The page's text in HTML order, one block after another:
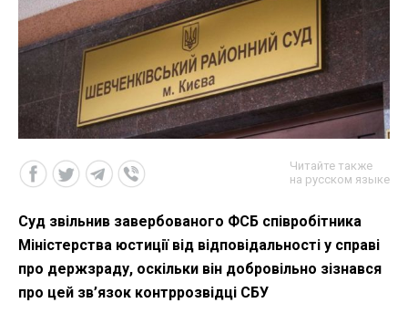
Читайте также
на русском языке
Суд звільнив завербованого ФСБ співробітника
Міністерства юстиції від відповідальності у справі
про держзраду, оскільки він добровільно зізнався
про цей зв’язок контррозвідці СБУ